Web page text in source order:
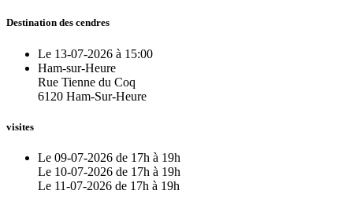
Destination des cendres
Le 13-07-2026 à 15:00
Ham-sur-Heure
Rue Tienne du Coq
6120 Ham-Sur-Heure
visites
Le 09-07-2026 de 17h à 19h
Le 10-07-2026 de 17h à 19h
Le 11-07-2026 de 17h à 19h